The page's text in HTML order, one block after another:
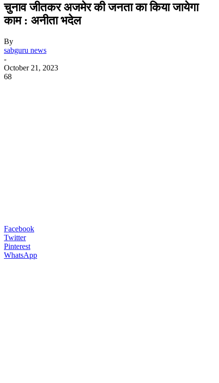
चुनाव जीतकर अजमेर की जनता का किया जायेगा
काम : अनीता भदेल
By
sabguru news
-
October 21, 2023
68
Facebook
Twitter
Pinterest
WhatsApp